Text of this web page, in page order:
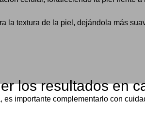
la textura de la piel, dejándola más
los resultados en
es importante complementarlo con